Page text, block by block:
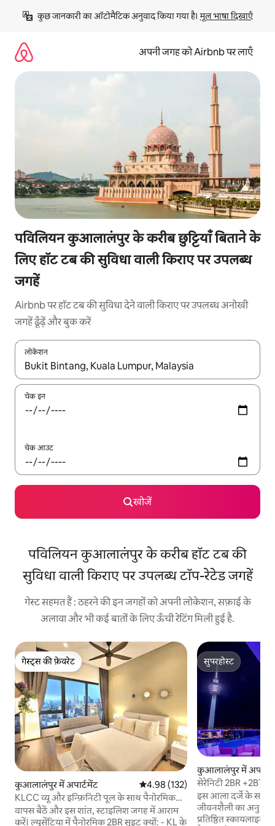
छोड़कर
कॉन्टेंट
कुछ जानकारी का ऑटोमैटिक अनुवाद किया गया है। मूल भाषा दिखाएँ
अपनी जगह को Airbnb पर लाएँ
पविलियन कुआलालंपुर के करीब छुट्टियाँ बिताने के
लिए हॉट टब की सुविधा वाली किराए पर उपलब्ध
जगहें
Airbnb पर हॉट टब की सुविधा देने वाली किराए पर उपलब्ध अनोखी
जगहें ढूँढ़ें और बुक करें
लोकेशन
नतीजों के उपलब्ध होने पर, अप और डाउन 'ऐरो की' का इस्तेमाल करके नेविगेट
चेक इन
चेक आउट
खोजें
पविलियन कुआलालंपुर के करीब हॉट टब की
सुविधा वाली किराए पर उपलब्ध टॉप-रेटेड जगहें
गेस्ट सहमत हैं : ठहरने की इन जगहों को अपनी लोकेशन, सफ़ाई के
अलावा और भी कई बातों के लिए ऊँची रेटिंग मिली हुई है.
गेस्ट्स की फ़ेवरेट
गेस्ट्स की फ़ेवरेट
कुआलालंपुर में अपार्टमेंट औसत रेटिंग 5 में से 4.98, 132 समीक्षाएँ
4.98 (132)
KLCC व्यू और इन्फ़िनिटी पूल के साथ पैनोरमिक
2BR सुईट
वापस बैठें और इस शांत, स्टाइलिश जगह में आराम
करें। ल्यूसेंटिया में पैनोरमिक 2BR सुइट क्यों: - KL के
सुपरहोस्ट
सुपरहोस्ट
कुआलालंपुर में
सेरेनिटी 2BR
इस आला दर्जे के
जीवनशैली का
प्रतिष्ठित